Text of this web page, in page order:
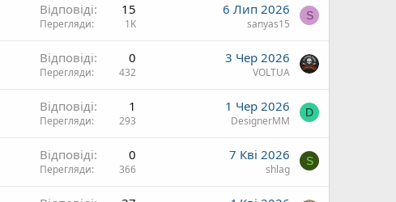
Відповіді 15
Перегляди 1K
6 Лип 2026
sanyas15
S
Відповіді 0
Перегляди 432
3 Чер 2026
VOLTUA
Відповіді 1
Перегляди 293
1 Чер 2026
DesignerMM
D
Відповіді 0
Перегляди 366
7 Кві 2026
shlag
S